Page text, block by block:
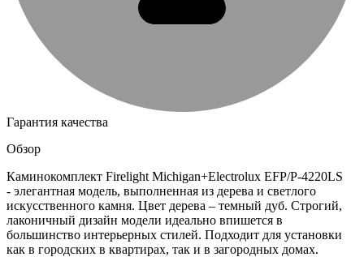
Гарантия качества
Обзор
Каминокомплект Firelight Michigan+Electrolux EFP/P-4220LS
- элегантная модель, выполненная из дерева и светлого
искусственного камня. Цвет дерева – темный дуб. Строгий,
лаконичный дизайн модели идеально впишется в
большинство интерьерных стилей. Подходит для установки
как в городских в квартирах, так и в загородных домах.